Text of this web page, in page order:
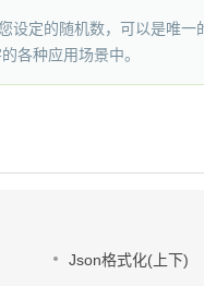
设定的随机数，可以是唯
各种应用场景中。
Json格式化(上下)